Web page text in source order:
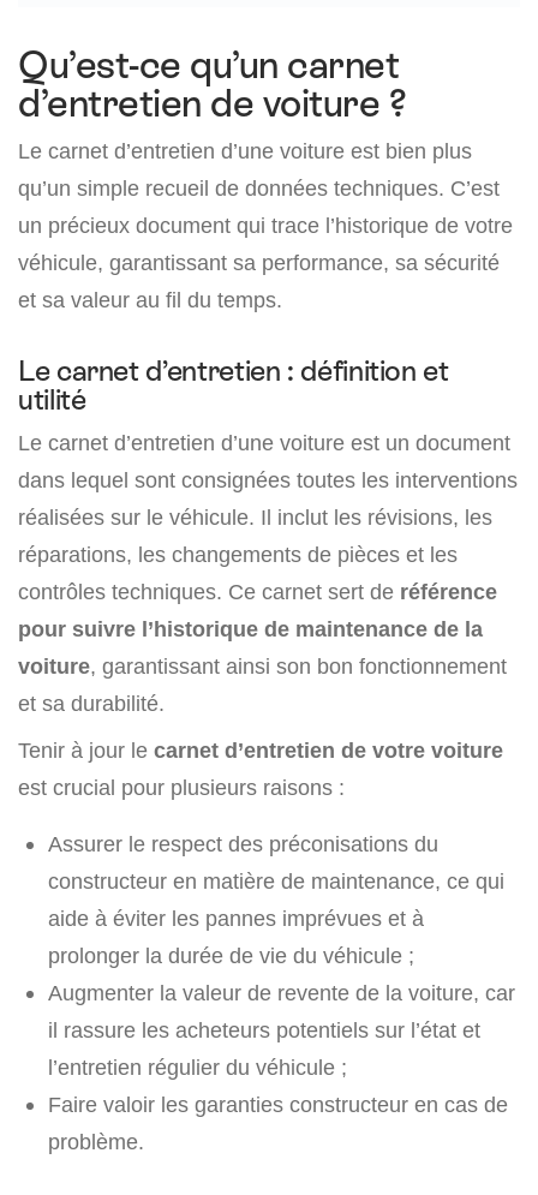
Qu’est-ce qu’un carnet
d’entretien de voiture ?
Le carnet d’entretien d’une voiture est bien plus
qu’un simple recueil de données techniques. C’est
un précieux document qui trace l’historique de votre
véhicule, garantissant sa performance, sa sécurité
et sa valeur au fil du temps.
Le carnet d’entretien : définition et
utilité
Le carnet d’entretien d’une voiture est un document
dans lequel sont consignées toutes les interventions
réalisées sur le véhicule. Il inclut les révisions, les
réparations, les changements de pièces et les
contrôles techniques. Ce carnet sert de référence
pour suivre l’historique de maintenance de la
voiture, garantissant ainsi son bon fonctionnement
et sa durabilité.
Tenir à jour le carnet d’entretien de votre voiture
est crucial pour plusieurs raisons :
Assurer le respect des préconisations du
constructeur en matière de maintenance, ce qui
aide à éviter les pannes imprévues et à
prolonger la durée de vie du véhicule ;
Augmenter la valeur de revente de la voiture, car
il rassure les acheteurs potentiels sur l’état et
l’entretien régulier du véhicule ;
Faire valoir les garanties constructeur en cas de
problème.